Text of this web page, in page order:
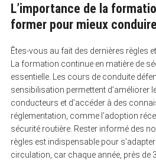
L’importance de la
former pour mieux conduire
Êtes-vous au fait des dernières règles
La formation continue en matière de
essentielle. Les cours de conduite
sensibilisation permettent d’améliorer
conducteurs et d’accéder à des
réglementation, comme l’adoption
sécurité routière. Rester informé des
règles est indispensable pour
circulation, car chaque année, près de